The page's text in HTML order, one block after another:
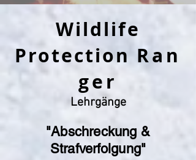
Wildlife
Protection Ran
ger
Lehrgänge
"Abschreckung &
Strafverfolgung"